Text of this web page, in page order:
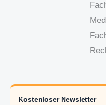
Kostenloser Newsletter